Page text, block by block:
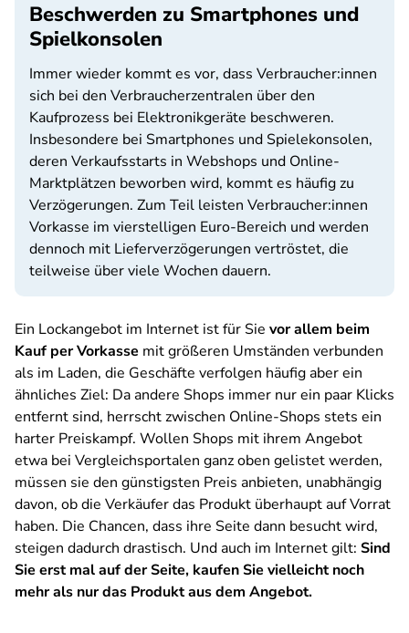
Beschwerden zu Smartphones und
Spielkonsolen
Immer wieder kommt es vor, dass Verbraucher:innen
sich bei den Verbraucherzentralen über den
Kaufprozess bei Elektronikgeräte beschweren.
Insbesondere bei Smartphones und Spielekonsolen,
deren Verkaufsstarts in Webshops und Online-
Marktplätzen beworben wird, kommt es häufig zu
Verzögerungen. Zum Teil leisten Verbraucher:innen
Vorkasse im vierstelligen Euro-Bereich und werden
dennoch mit Lieferverzögerungen vertröstet, die
teilweise über viele Wochen dauern.
Ein Lockangebot im Internet ist für Sie vor allem beim
Kauf per Vorkasse mit größeren Umständen verbunden
als im Laden, die Geschäfte verfolgen häufig aber ein
ähnliches Ziel: Da andere Shops immer nur ein paar Klicks
entfernt sind, herrscht zwischen Online-Shops stets ein
harter Preiskampf. Wollen Shops mit ihrem Angebot
etwa bei Vergleichsportalen ganz oben gelistet werden,
müssen sie den günstigsten Preis anbieten, unabhängig
davon, ob die Verkäufer das Produkt überhaupt auf Vorrat
haben. Die Chancen, dass ihre Seite dann besucht wird,
steigen dadurch drastisch. Und auch im Internet gilt: Sind
Sie erst mal auf der Seite, kaufen Sie vielleicht noch
mehr als nur das Produkt aus dem Angebot.